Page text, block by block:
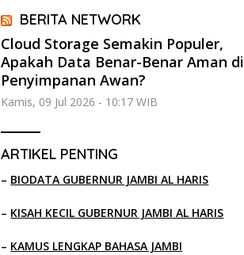
BERITA NETWORK
Cloud Storage Semakin Populer,
Apakah Data Benar-Benar Aman di
Penyimpanan Awan?
Kamis, 09 Jul 2026 - 10:17 WIB
ARTIKEL PENTING
– BIODATA GUBERNUR JAMBI AL HARIS
– KISAH KECIL GUBERNUR JAMBI AL HARIS
– KAMUS LENGKAP BAHASA JAMBI